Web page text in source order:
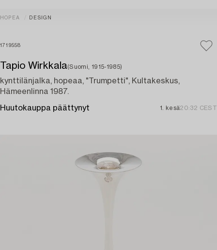
HOPEA DESIGN
1719558
Tapio Wirkkala(Suomi, 1915-1985)
kynttilänjalka, hopeaa, "Trumpetti", Kultakeskus,
Hämeenlinna 1987.
Huutokauppa päättynyt 1. kesä20:32 CEST